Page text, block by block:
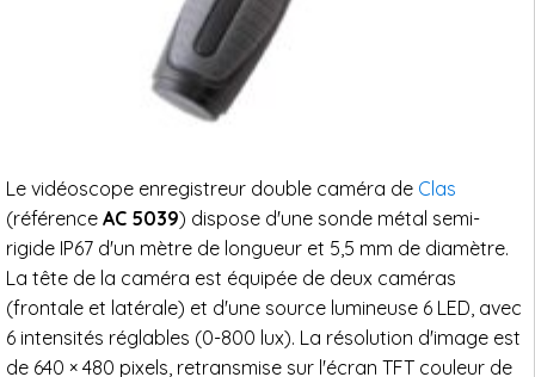
Le vidéoscope enregistreur double caméra de Clas
(référence AC 5039) dispose d'une sonde métal semi-
rigide IP67 d'un mètre de longueur et 5,5 mm de diamètre.
La tête de la caméra est équipée de deux caméras
(frontale et latérale) et d'une source lumineuse 6 LED, avec
6 intensités réglables (0-800 lux). La résolution d'image est
de 640 × 480 pixels, retransmise sur l'écran TFT couleur de